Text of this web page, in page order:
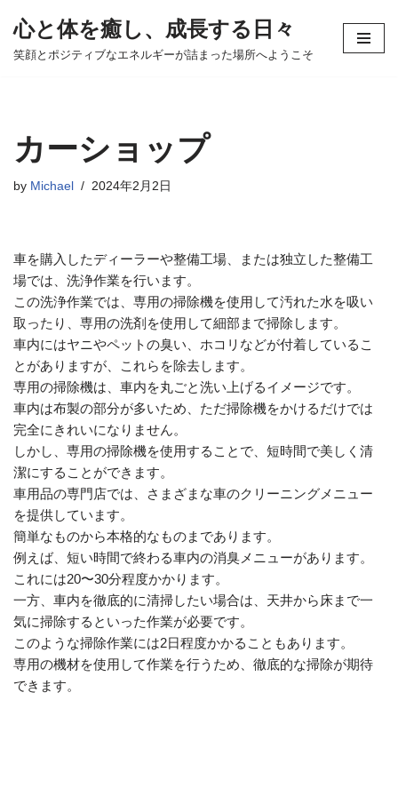
コ
へ
キ
心と体を癒し、成長する日々
笑顔とポジティブなエネルギーが詰まった場所へようこそ
カーショップ
by Michael 2024年2月2日
車を購入したディーラーや整備工場、または独立した整備工
場では、洗浄作業を行います。
この洗浄作業では、専用の掃除機を使用して汚れた水を吸い
取ったり、専用の洗剤を使用して細部まで掃除します。
車内にはヤニやペットの臭い、ホコリなどが付着しているこ
とがありますが、これらを除去します。
専用の掃除機は、車内を丸ごと洗い上げるイメージです。
車内は布製の部分が多いため、ただ掃除機をかけるだけでは
完全にきれいになりません。
しかし、専用の掃除機を使用することで、短時間で美しく清
潔にすることができます。
車用品の専門店では、さまざまな車のクリーニングメニュー
を提供しています。
簡単なものから本格的なものまであります。
例えば、短い時間で終わる車内の消臭メニューがあります。
これには20〜30分程度かかります。
一方、車内を徹底的に清掃したい場合は、天井から床まで一
気に掃除するといった作業が必要です。
このような掃除作業には2日程度かかることもあります。
専用の機材を使用して作業を行うため、徹底的な掃除が期待
できます。